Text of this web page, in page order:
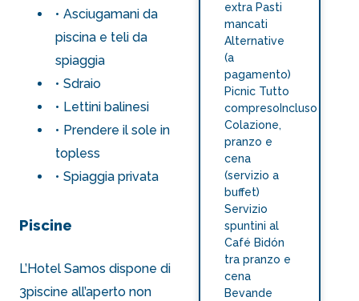
Asciugamani da
piscina e teli da
spiaggia
Sdraio
Lettini balinesi
Prendere il sole in
topless
Spiaggia privata
Piscine
L’Hotel Samos dispone di
3piscine all’aperto non
extra Pasti
mancati
Alternative
(a
pagamento)
Picnic Tutto
compresoIncluso
Colazione,
pranzo e
cena
(servizio a
buffet)
Servizio
spuntini al
Café Bidón
tra pranzo e
cena
Bevande